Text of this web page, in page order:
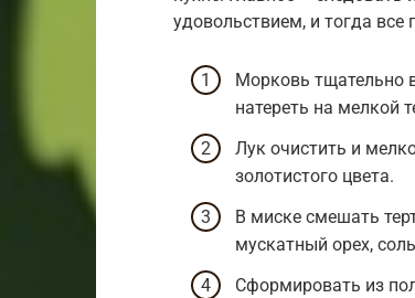
удовольствием, и тогда все
Морковь тщательно
натереть на мелкой
Лук очистить и
золотистого цвета.
В миске смешать
мускатный орех,
Сформировать из